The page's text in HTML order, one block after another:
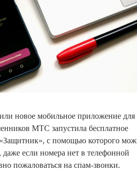
новое мобильное приложение для
МТС запустила бесплатное
с помощью которого
даже если номера нет в телефонной
пожаловаться на спам-звонки.